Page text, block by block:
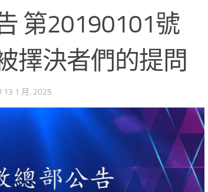
第20190101號
擇決者們的提問
13 1 月, 2025